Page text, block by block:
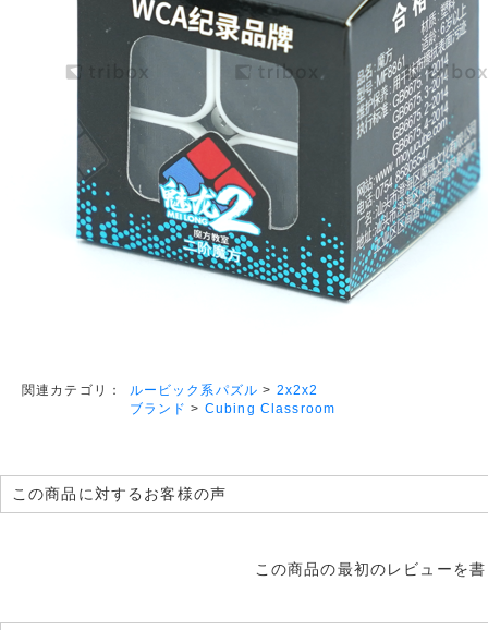
関連カテゴリ： ルービック系パズル > 2x2x2
ブランド > Cubing Classroom
この商品に対するお客様の声
この商品の最初のレビューを